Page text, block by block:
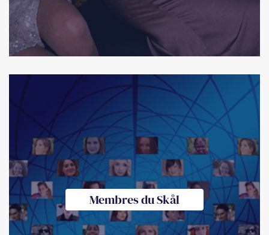
Membres du Skål